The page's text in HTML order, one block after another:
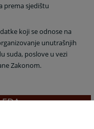
prema sjedištu
koji se odnose na
unutrašnjih
suda, poslove u vezi
Zakonom.